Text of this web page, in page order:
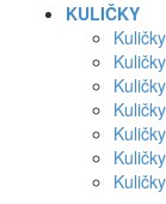
KULIČKY